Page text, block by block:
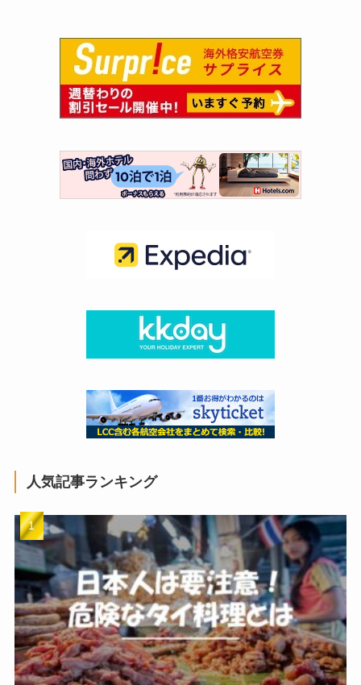
人気記事ランキング